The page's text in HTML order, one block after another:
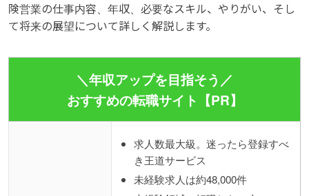
険営業の仕事内容、年収、必要なスキル、やりがい、そし
て将来の展望について詳しく解説します。
＼年収アップを目指そう／
おすすめの転職サイト【PR】
求人数最大級。迷ったら登録すべ
き王道サービス
未経験求人は約48,000件